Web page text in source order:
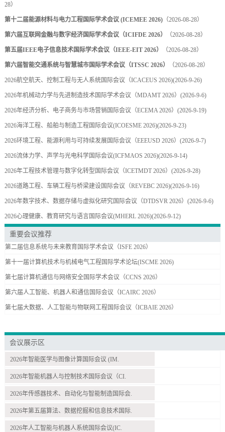
28）
第十二届能源材料与电力工程国际学术会议 (ICEMEE 2026)（2026-08-28）
第六届互联网金融与数字经济国际学术会议（ICIFDE 2026） （2026-08-28）
第五届IEEE电子信息技术国际学术会议（IEEE-EIT 2026） （2026-08-28）
第六届智能交通系统与智慧城市国际学术会议（ITSSC 2026） （2026-08-28）
2026航空航天、控制工程与无人系统国际会议（ICACEUS 2026)(2026-9-26)
2026年机械动力学与先进制造技术国际学术会议（MDAMT 2026） (2026-9-6)
2026年经济分析、电子商务与市场营销国际会议（ECEMA 2026） (2026-9-19)
2026海洋工程、船舶与制造工程国际会议(ICOESME 2026)(2026-9-23)
2026环境工程、能源利用与可持续发展国际会议（EEEUSD 2026） (2026-9-7)
2026流体力学、声学与光电科学国际会议(ICFMAOS 2026)(2026-9-14)
2026年工程技术管理与数字化转型国际会议（ICETMDT 2026） (2026-9-28)
2026道路工程、车辆工程与桥梁建设国际会议（REVEBC 2026)(2026-9-16)
2026年数字技术、数据存储与虚拟化研究国际会议（DTDSVR 2026） (2026-9-6)
2026心理健康、教育研究与语言国际会议(MHERL 2026)(2026-9-12)
重要会议推荐
第二届信息系统与未来教育国际学术会议（ISFE 2026）
第十一届计算机技术与机械电气工程国际学术论坛(ISCME 2026)
第七届计算机通信与网络安全国际学术会议（CCNS 2026）
第六届人工智能、机器人和通信国际会议（ICAIRC 2026）
第七届大数据、人工智能与物联网工程国际会议（ICBAIE 2026）
会议展示区
2026年智能医学与图像计算国际会议 (IM.
2026年智能机器人与控制技术国际会议（CI.
2026年传感器技术、自动化与智能制造国际会.
2026年第五届算法、数据挖掘和信息技术国际.
2026年人工智能与机器人系统国际会议(IC.